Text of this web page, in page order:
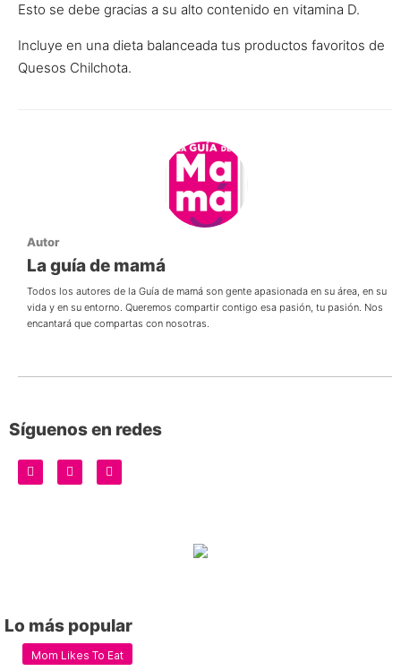
Esto se debe gracias a su alto contenido en vitamina D.
Incluye en una dieta balanceada tus productos favoritos de
Quesos Chilchota.
Autor
La guía de mamá
Todos los autores de la Guía de mamá son gente apasionada en su área, en su
vida y en su entorno. Queremos compartir contigo esa pasión, tu pasión. Nos
encantará que compartas con nosotras.
Síguenos en redes
Lo más popular
Mom Likes To Eat